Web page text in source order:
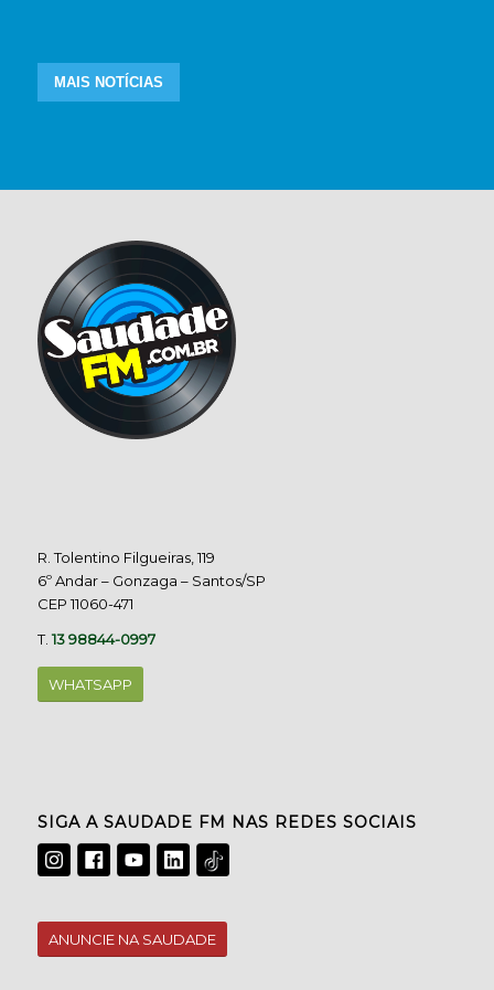
MAIS NOTÍCIAS
R. Tolentino Filgueiras, 119
6º Andar – Gonzaga – Santos/SP
CEP 11060-471
T.13 98844-0997
WHATSAPP
SIGA A SAUDADE FM NAS REDES SOCIAIS
ANUNCIE NA SAUDADE